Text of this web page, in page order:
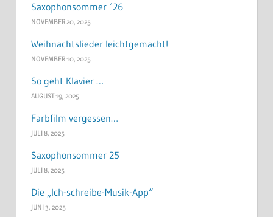
Saxophonsommer ´26
NOVEMBER 20, 2025
Weihnachtslieder leichtgemacht!
NOVEMBER 10, 2025
So geht Klavier …
AUGUST 19, 2025
Farbfilm vergessen…
JULI 8, 2025
Saxophonsommer 25
JULI 8, 2025
Die „Ich-schreibe-Musik-App“
JUNI 3, 2025